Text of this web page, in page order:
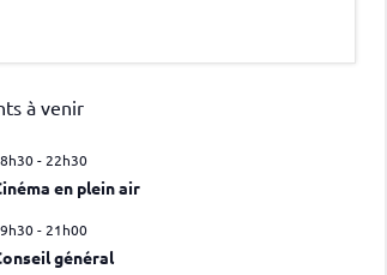
à venir
- 22h30
en plein air
- 21h00
général